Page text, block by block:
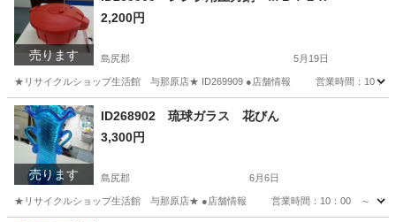
売ります
2,200円
島尻郡 5月19日
★リサイクルショップ生活館 与那原店★ ID269909 ●店舗情報 営業時間：10：
沖縄 島尻郡
売ります
ID268902 琉球ガラス 花びん
3,300円
島尻郡 6月6日
★リサイクルショップ生活館 与那原店★ ●店舗情報 営業時間：10：00 ～ 19：